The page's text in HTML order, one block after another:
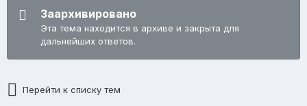
Заархивировано
Эта тема находится в архиве и закрыта для
дальнейших ответов.
Перейти к списку тем